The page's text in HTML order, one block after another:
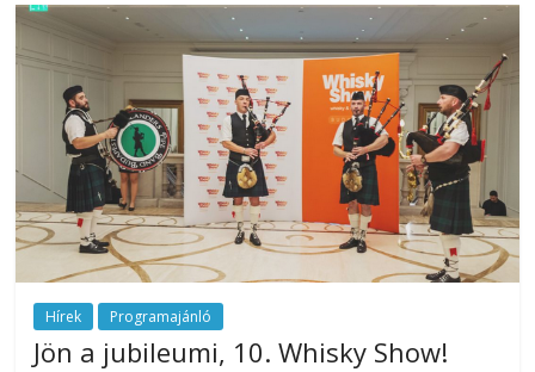
kisasszonyoknak.
Hírek Programajánló
Jön a jubileumi, 10. Whisky Show!